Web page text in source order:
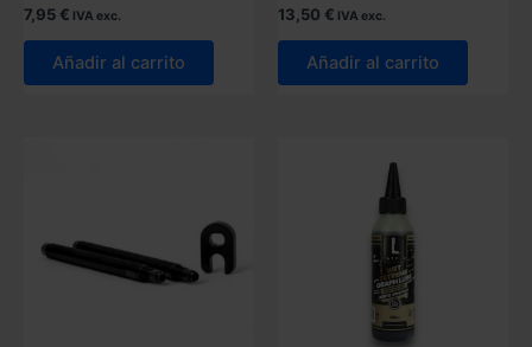
7,95 € IVA exc.
Añadir al carrito
13,50 € IVA exc.
Añadir al carrito